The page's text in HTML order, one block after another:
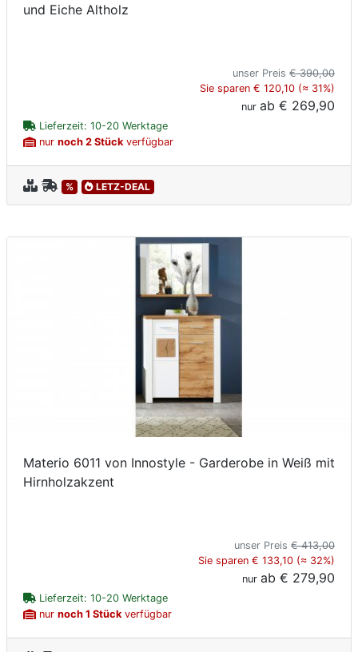
und Eiche Altholz
unser Preis € 390,00
Sie sparen € 120,10 (≈ 31%)
nur ab € 269,90
Lieferzeit: 10-20 Werktage
nur noch 2 Stückverfügbar
% LETZ-DEAL
Materio 6011 von Innostyle - Garderobe in Weiß mit
Hirnholzakzent
unser Preis € 413,00
Sie sparen € 133,10 (≈ 32%)
nur ab € 279,90
Lieferzeit: 10-20 Werktage
nur noch 1 Stückverfügbar